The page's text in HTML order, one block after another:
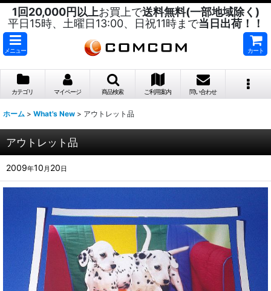
1回20,000円以上お買上で送料無料(一部地域除く)
平日15時、土曜日13:00、日祝11時まで当日出荷！！
メニュー カート
カテゴリ マイページ 商品検索 ご利用案内 問い合わせ
ホーム > What's New > アウトレット品
アウトレット品
2009年10 月 20 日